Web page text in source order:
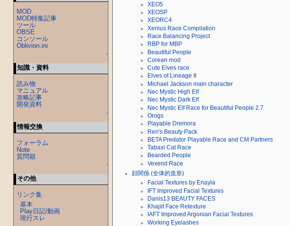
XEO5
XEOSP
XEORC4
Xenius Race Compilation
Race Balancing Project
RBP for MBP
Beautiful People
Corean mod
Cute Elves race
Elves of Lineage II
Michael Jackson main character
Nec Mystic High Elf
Nec Mystic Dark Elf
Nec Mystic Elf Race for Beautiful People 2.7
Orogs
Playable Dremora
Ren's Beauty Pack
BETA Predator Playable Race and CM Partners
Tabaxi Cat Race
Bearded People
Vexend Race
顔関係 (全体的造形)
Facial Textures by Enayla
IFT Improved Facial Textures
Danis13 BEAUTY FACES
Khajiit Face Retexture
IAFT Improved Argonian Facial Textures
Working Eyelashes
MOD
MOD特集記事
ツール
OBSE
コンソール
Oblivion.ini
↑
知識・資料
読み物
マニュアル
攻略記事
開発資料
↑
情報交換
フォーラム
Note
質問箱
↑
その他
リンク集
基本
Play日記/動画
現行スレ